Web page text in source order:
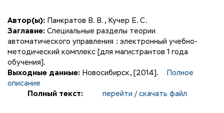
Автор(ы): Панкратов В. В. , Кучер Е. С.
Заглавие: Специальные разделы теории
автоматического управления : электронный учебно-
методический комплекс [для магистрантов 1 года
обучения].
Выходные данные: Новосибирск, [2014].
Полное
описание
Полный текст:
перейти / скачать файл